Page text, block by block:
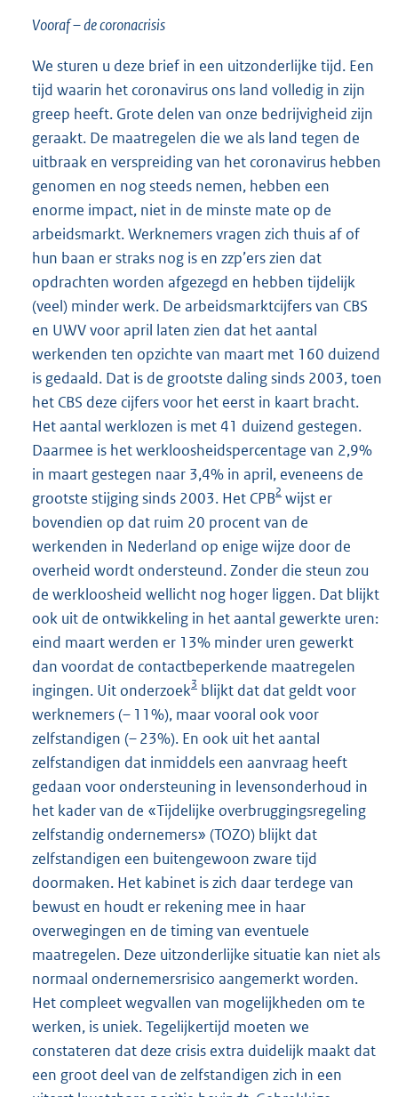
Vooraf – de coronacrisis
We sturen u deze brief in een uitzonderlijke tijd. Een
tijd waarin het coronavirus ons land volledig in zijn
greep heeft. Grote delen van onze bedrijvigheid zijn
geraakt. De maatregelen die we als land tegen de
uitbraak en verspreiding van het coronavirus hebben
genomen en nog steeds nemen, hebben een
enorme impact, niet in de minste mate op de
arbeidsmarkt. Werknemers vragen zich thuis af of
hun baan er straks nog is en zzp’ers zien dat
opdrachten worden afgezegd en hebben tijdelijk
(veel) minder werk. De arbeidsmarktcijfers van CBS
en UWV voor april laten zien dat het aantal
werkenden ten opzichte van maart met 160 duizend
is gedaald. Dat is de grootste daling sinds 2003, toen
het CBS deze cijfers voor het eerst in kaart bracht.
Het aantal werklozen is met 41 duizend gestegen.
Daarmee is het werkloosheidspercentage van 2,9%
in maart gestegen naar 3,4% in april, eveneens de
grootste stijging sinds 2003. Het CPB2 wijst er
bovendien op dat ruim 20 procent van de
werkenden in Nederland op enige wijze door de
overheid wordt ondersteund. Zonder die steun zou
de werkloosheid wellicht nog hoger liggen. Dat blijkt
ook uit de ontwikkeling in het aantal gewerkte uren:
eind maart werden er 13% minder uren gewerkt
dan voordat de contactbeperkende maatregelen
ingingen. Uit onderzoek3 blijkt dat dat geldt voor
werknemers (– 11%), maar vooral ook voor
zelfstandigen (– 23%). En ook uit het aantal
zelfstandigen dat inmiddels een aanvraag heeft
gedaan voor ondersteuning in levensonderhoud in
het kader van de «Tijdelijke overbruggingsregeling
zelfstandig ondernemers» (TOZO) blijkt dat
zelfstandigen een buitengewoon zware tijd
doormaken. Het kabinet is zich daar terdege van
bewust en houdt er rekening mee in haar
overwegingen en de timing van eventuele
maatregelen. Deze uitzonderlijke situatie kan niet als
normaal ondernemersrisico aangemerkt worden.
Het compleet wegvallen van mogelijkheden om te
werken, is uniek. Tegelijkertijd moeten we
constateren dat deze crisis extra duidelijk maakt dat
een groot deel van de zelfstandigen zich in een